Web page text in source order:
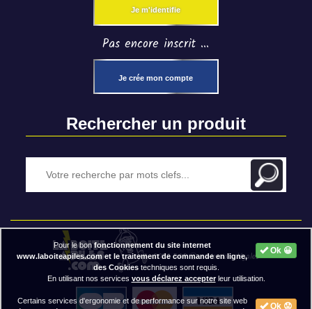
Je m'identifie
Pas encore inscrit ...
Je crée mon compte
Rechercher un produit
2020 BAP ⓒ - Mentions légales
Ok 😀
Pour le bonfonctionnement du site internet
www.laboiteapiles.com et le traitement de commande en ligne,
des Cookiestechniques sont requis.
En utilisant nos services vous déclarez accepterleur utilisation.
Ok 😟
Certains services d'ergonomie et de performance sur notre site web